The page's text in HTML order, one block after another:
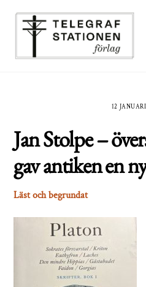
12
Jan Stolpe –
gav antiken en
Läst och begrundat